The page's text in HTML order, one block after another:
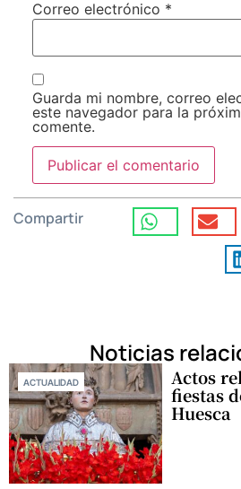
Correo electrónico *
Guarda mi nombre, correo
este navegador para la
comente.
Compartir
Noticias
ACTUALIDAD Actos
fiestas
Huesca